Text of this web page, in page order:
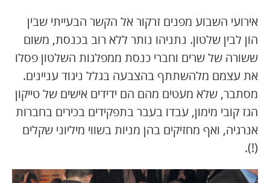
אירועי השבוע מפנים זרקור אל הקשר הבעייתי שבין
הון לבין שלטון. נתניהו נותר ללא רוב בכנסת, משום
ששורה של שרים וחברי כנסת ממפלגות השלטון פסלו
את עצמם מלהשתתף בהצבעה בגלל ניגוד עניינים.
מסתבר, שלא מעטים מהם הם ידידים אישים של טייקון
הגז קובי מימון, עבדו בעבר בתפקידים בכירים בחברות
אנרגיה, ואף מחזיקים בהן מניות בשווי מיליוני שקלים
(!).